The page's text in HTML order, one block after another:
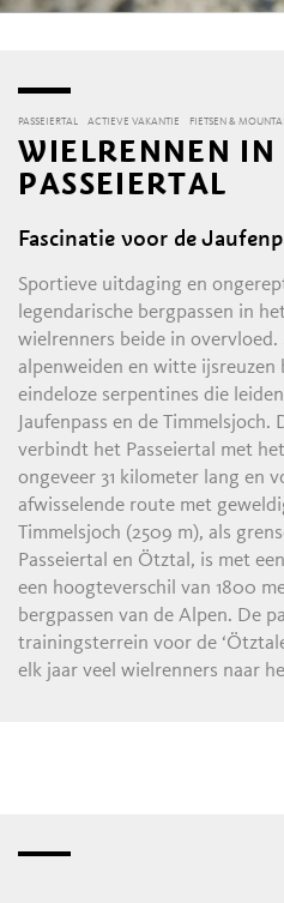
PASSEIERTAL ACTIEVE VAKANTIE FIETSEN &
WIELRENNEN IN
PASSEIERTAL
Fascinatie voor de
Sportieve uitdaging en
legendarische bergpassen in
wielrenners beide in
alpenweiden en witte ijsreuzen
eindeloze serpentines die
Jaufenpass en de Timmelsjoch.
verbindt het Passeiertal met
ongeveer 31 kilometer lang en
afwisselende route met
Timmelsjoch (2509 m), als
Passeiertal en Ötztal, is met
een hoogteverschil van 1800
bergpassen van de Alpen. De
trainingsterrein voor de
elk jaar veel wielrenners naar